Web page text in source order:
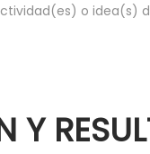
o idea(s)
Y